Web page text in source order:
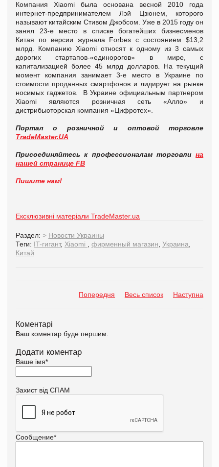
Компания Xiaomi была основана весной 2010 года
интернет-предпринимателем Лэй Цзюнем, которого
называют китайским Стивом Джобсом. Уже в 2015 году он
занял 23-е место в списке богатейших бизнесменов
Китая по версии журнала Forbes с состоянием $13,2
млрд. Компанию Xiaomi относят к одному из 3 самых
дорогих стартапов-«единорогов» в мире, с
капитализацией более 45 млрд долларов. На текущий
момент компания занимает 3-е место в Украине по
стоимости проданных смартфонов и лидирует на рынке
носимых гаджетов. В Украине официальным партнером
Xiaomi являются розничная сеть «Алло» и
дистрибьюторская компания «Цифротех».
Портал о розничной и оптовой торговле
TradeMaster.UA
Присоединяйтесь к профессионалам торговли на
нашей странице FB
Пишите нам!
Ексклюзивні матеріали TradeMaster.ua
Раздел: > Новости Украины
Теги: IT-гигант, Xiaomi фирменный магазин Украина
Китай
Попередня Весь список Наступна
Коментарі
Ваш коментар буде першим.
Додати коментар
Ваше імя*
Захист від СПАМ
Сообщение*